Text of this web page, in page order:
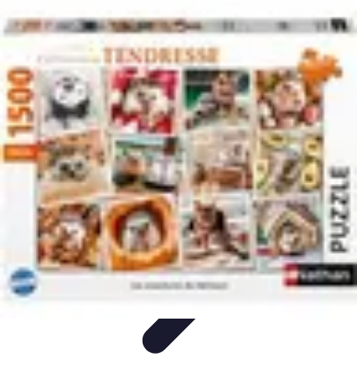
DestinationsAventures et ExpériencesParapente
Aventures Aériennes